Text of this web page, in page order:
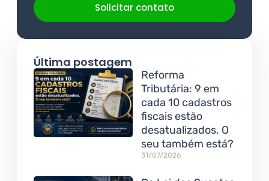
Solicitar contato
Última postagem
Reforma
Tributária: 9 em
cada 10 cadastros
fiscais estão
desatualizados. O
seu também está?
31/07/2026